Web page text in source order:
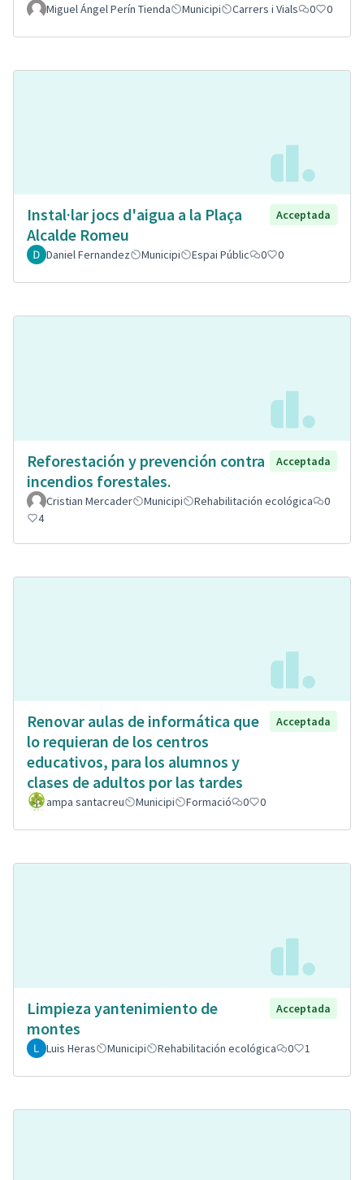
Miguel Ángel Perín Tienda
Municipi Carrers i Vials 0 0
Instal·lar jocs d'aigua a la Plaça
Alcalde Romeu
Acceptada
Daniel Fernandez Municipi Espai Públic 0 0
Reforestación y prevención contra
incendios forestales.
Acceptada
Cristian Mercader Municipi Rehabilitación ecológica
0
4
Renovar aulas de informática que
lo requieran de los centros
educativos, para los alumnos y
clases de adultos por las tardes
Acceptada
ampa santacreu Municipi Formació 0 0
Limpieza yantenimiento de
montes
Acceptada
Luis Heras Municipi Rehabilitación ecológica 0 1